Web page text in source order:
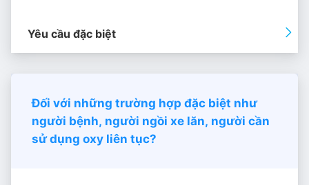
Yêu cầu đặc biệt
Đối với những trường hợp đặc biệt như
người bệnh, người ngồi xe lăn, người cần
sử dụng oxy liên tục?